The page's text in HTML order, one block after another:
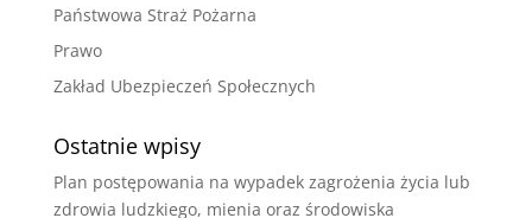
Państwowa Straż Pożarna
Prawo
Zakład Ubezpieczeń Społecznych
Ostatnie wpisy
Plan postępowania na wypadek zagrożenia życia lub
zdrowia ludzkiego, mienia oraz środowiska